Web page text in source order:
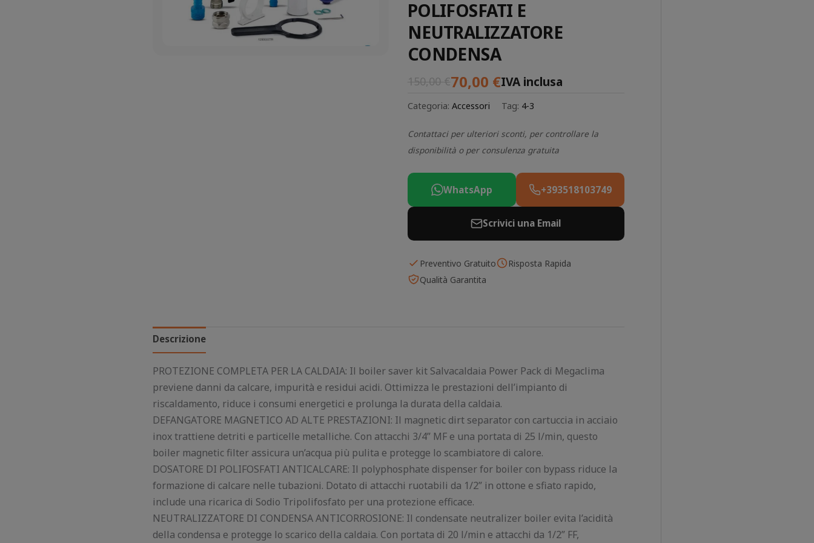
POLIFOSFATI E
NEUTRALIZZATORE
CONDENSA
150,00€70,00 €IVA inclusa
Categoria: Accessori Tag: 4-3
Contattaci per ulteriori sconti, per controllare la
disponibilità o per consulenza gratuita
WhatsApp +393518103749
Scrivici una Email
Preventivo Gratuito
Risposta Rapida
Qualità Garantita
Descrizione
PROTEZIONE COMPLETA PER LA CALDAIA: Il boiler saver kit Salvacaldaia Power Pack di Megaclima
previene danni da calcare, impurità e residui acidi. Ottimizza le prestazioni dell’impianto di
riscaldamento, riduce i consumi energetici e prolunga la durata della caldaia.
DEFANGATORE MAGNETICO AD ALTE PRESTAZIONI: Il magnetic dirt separator con cartuccia in acciaio
inox trattiene detriti e particelle metalliche. Con attacchi 3/4” MF e una portata di 25 l/min, questo
boiler magnetic filter assicura un’acqua più pulita e protegge lo scambiatore di calore.
DOSATORE DI POLIFOSFATI ANTICALCARE: Il polyphosphate dispenser for boiler con bypass riduce la
formazione di calcare nelle tubazioni. Dotato di attacchi ruotabili da 1/2” in ottone e sfiato rapido,
include una ricarica di Sodio Tripolifosfato per una protezione efficace.
NEUTRALIZZATORE DI CONDENSA ANTICORROSIONE: Il condensate neutralizer boiler evita l’acidità
della condensa e protegge lo scarico della caldaia. Con portata di 20 l/min e attacchi da 1/2” FF,